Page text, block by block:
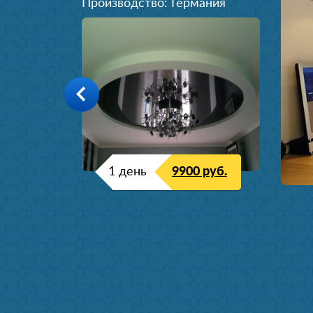
Производство: Германия
1 день 9900 руб.